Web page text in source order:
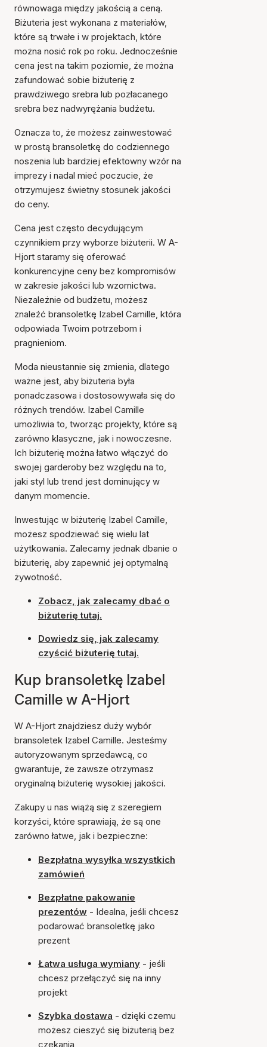
równowaga między jakością a ceną.
Biżuteria jest wykonana z materiałów,
które są trwałe i w projektach, które
można nosić rok po roku. Jednocześnie
cena jest na takim poziomie, że można
zafundować sobie biżuterię z
prawdziwego srebra lub pozłacanego
srebra bez nadwyrężania budżetu.
Oznacza to, że możesz zainwestować
w prostą bransoletkę do codziennego
noszenia lub bardziej efektowny wzór na
imprezy i nadal mieć poczucie, że
otrzymujesz świetny stosunek jakości
do ceny.
Cena jest często decydującym
czynnikiem przy wyborze biżuterii. W A-
Hjort staramy się oferować
konkurencyjne ceny bez kompromisów
w zakresie jakości lub wzornictwa.
Niezależnie od budżetu, możesz
znaleźć bransoletkę Izabel Camille, która
odpowiada Twoim potrzebom i
pragnieniom.
Moda nieustannie się zmienia, dlatego
ważne jest, aby biżuteria była
ponadczasowa i dostosowywała się do
różnych trendów. Izabel Camille
umożliwia to, tworząc projekty, które są
zarówno klasyczne, jak i nowoczesne.
Ich biżuterię można łatwo włączyć do
swojej garderoby bez względu na to,
jaki styl lub trend jest dominujący w
danym momencie.
Inwestując w biżuterię Izabel Camille,
możesz spodziewać się wielu lat
użytkowania. Zalecamy jednak dbanie o
biżuterię, aby zapewnić jej optymalną
żywotność.
Zobacz, jak zalecamy dbać o
biżuterię tutaj.
Dowiedz się, jak zalecamy
czyścić biżuterię tutaj.
Kup bransoletkę Izabel
Camille w A-Hjort
W A-Hjort znajdziesz duży wybór
bransoletek Izabel Camille. Jesteśmy
autoryzowanym sprzedawcą, co
gwarantuje, że zawsze otrzymasz
oryginalną biżuterię wysokiej jakości.
Zakupy u nas wiążą się z szeregiem
korzyści, które sprawiają, że są one
zarówno łatwe, jak i bezpieczne:
Bezpłatna wysyłka wszystkich
zamówień
Bezpłatne pakowanie
prezentów - Idealna, jeśli chcesz
podarować bransoletkę jako
prezent
Łatwa usługa wymiany - jeśli
chcesz przełączyć się na inny
projekt
Szybka dostawa - dzięki czemu
możesz cieszyć się biżuterią bez
czekania